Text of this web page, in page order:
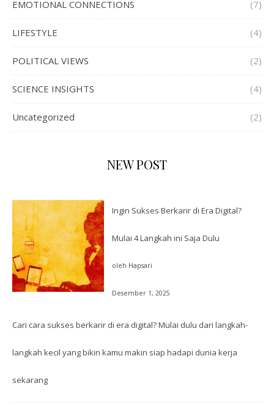
EMOTIONAL CONNECTIONS (7)
LIFESTYLE (4)
POLITICAL VIEWS (2)
SCIENCE INSIGHTS (4)
Uncategorized (2)
NEW POST
Ingin Sukses Berkarir di Era Digital?
Mulai 4 Langkah ini Saja Dulu
oleh Hapsari
Desember 1, 2025
Cari cara sukses berkarir di era digital? Mulai dulu dari langkah-
langkah kecil yang bikin kamu makin siap hadapi dunia kerja
sekarang